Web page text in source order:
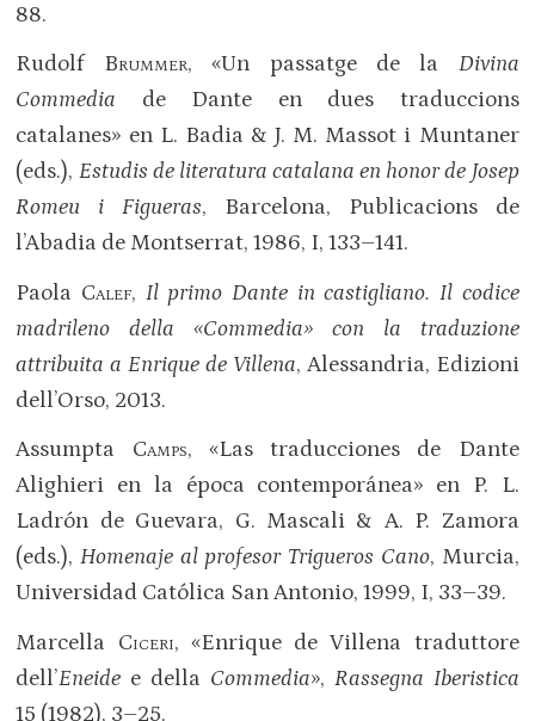
88.
Rudolf Brummer, «Un passatge de la Divina
Commedia de Dante en dues traduccions
catalanes» en L. Badia & J. M. Massot i Muntaner
(eds.), Estudis de literatura catalana en honor de Josep
Romeu i Figueras, Barcelona, Publicacions de
l’Abadia de Montserrat, 1986, I, 133–141.
Paola Calef, Il primo Dante in castigliano. Il codice
madrileno della «Commedia»
con la traduzione
attribuita a Enrique de Villena, Alessandria, Edizioni
dell’Orso, 2013.
Assumpta Camps, «Las traducciones de Dante
Alighieri en la época contemporánea» en P. L.
Ladrón de Guevara, G. Mascali & A. P. Zamora
(eds.),Homenaje al profesor Trigueros Cano, Murcia,
Universidad Católica San Antonio, 1999, I, 33–39.
Marcella Ciceri, «Enrique de Villena traduttore
dell’Eneide e della Commedia», Rassegna Iberistica
15 (1982), 3–25.